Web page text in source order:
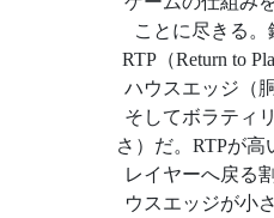
ことに尽きる。
RTP（Return to
ハウスエッジ（
そしてボラティ
さ）だ。RTPが
レイヤーへ戻る
ウスエッジが小